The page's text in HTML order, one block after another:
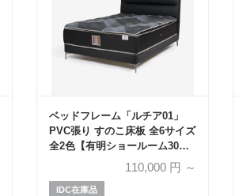
ベッドフレーム「ルチア01」
PVC張り すのこ床板 全6サイズ
全2色【有明ショールーム30周
年記念特別価格】110,000 円 ～
IDC在庫品